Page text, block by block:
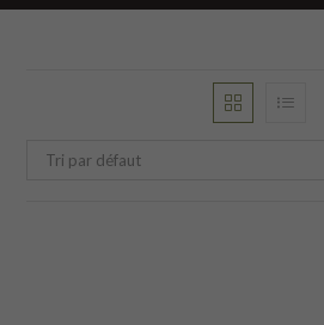
Tri par défaut